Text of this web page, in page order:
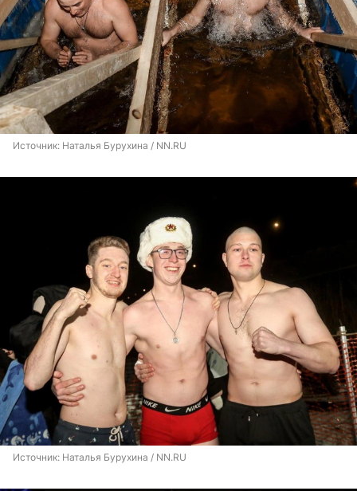
Источник: Наталья Бурухина / NN.RU
Источник: Наталья Бурухина / NN.RU